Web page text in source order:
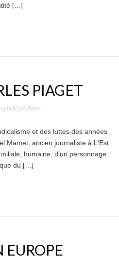
[…]
PIAGET
syndicoAdmin.
et des luttes des années
Mamet, ancien journaliste à L‘Est
humaine, d’un personnage
du […]
EUROPE